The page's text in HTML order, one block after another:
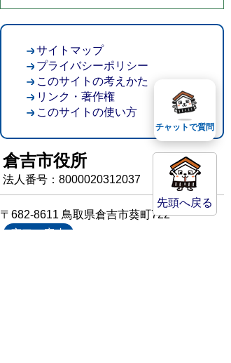
先頭へ戻る
サイトマップ
プライバシーポリシー
このサイトの考えかた
リンク・著作権
このサイトの使い方
倉吉市役所
法人番号：8000020312037
〒682-8611 鳥取県倉吉市葵町722
窓口ご案内
チャットで質問